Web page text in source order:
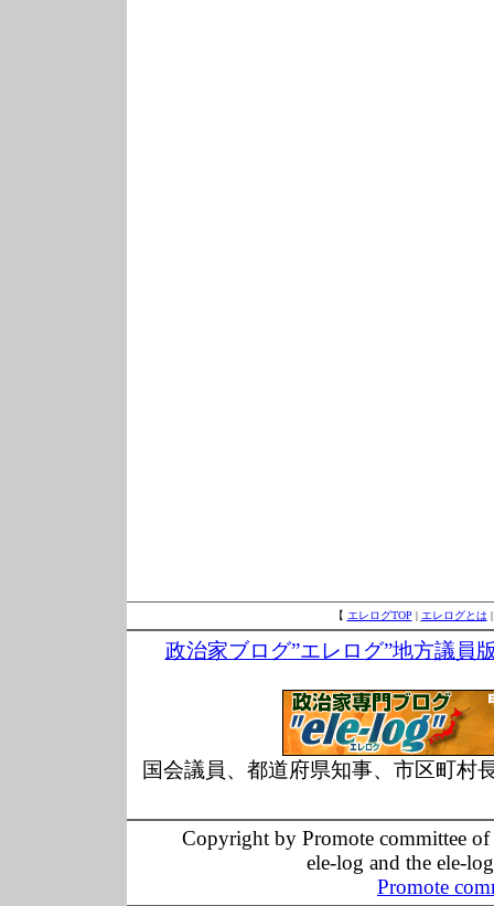
【 エレログTOP | エレログとは
政治家ブログ”エレログ”地方議員
国会議員、都道府県知事、市区町村
Copyright by Promote committee
ele-log and the ele-
Promote